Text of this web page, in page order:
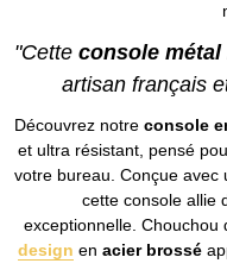
"Cette console métal
artisan français
Découvrez notre console
et ultra résistant, pensé
votre bureau. Conçue avec
cette console allie
exceptionnelle. Chouchou
design en acier brossé